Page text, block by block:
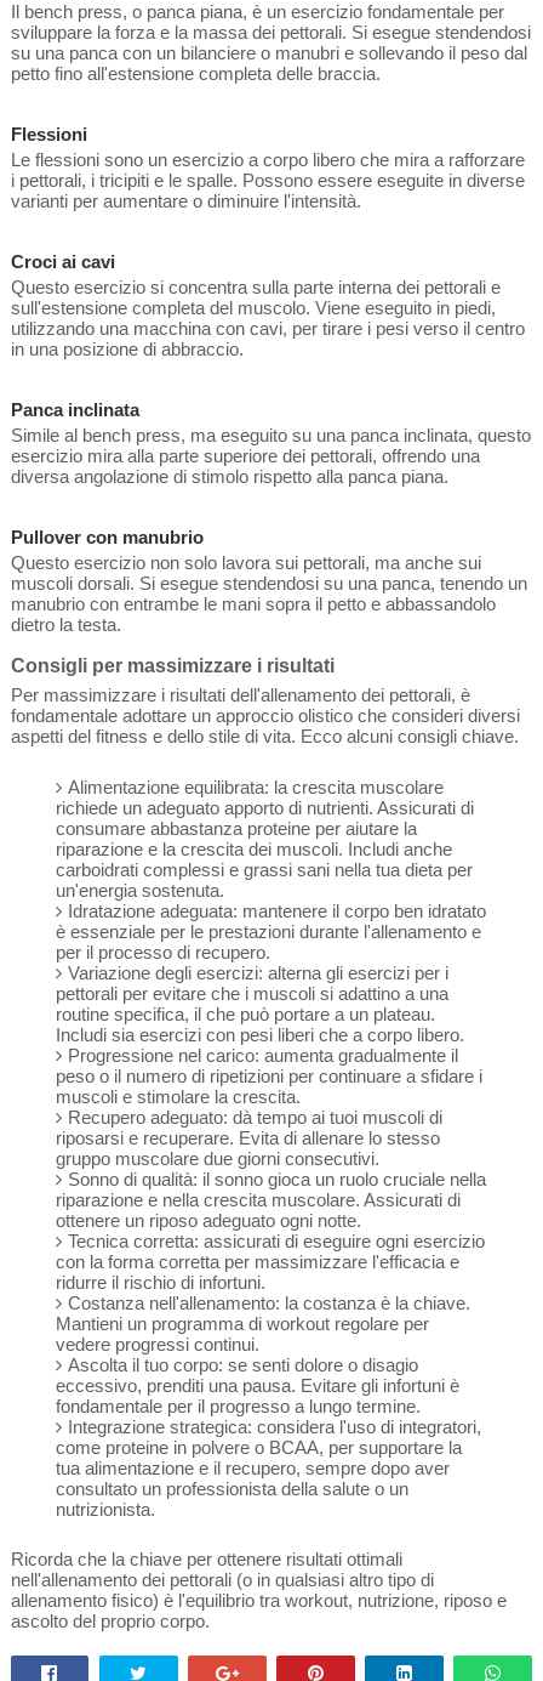
Il bench press, o panca piana, è un esercizio fondamentale per
sviluppare la forza e la massa dei pettorali. Si esegue stendendosi
su una panca con un bilanciere o manubri e sollevando il peso dal
petto fino all'estensione completa delle braccia.
Flessioni
Le flessioni sono un esercizio a corpo libero che mira a rafforzare
i pettorali, i tricipiti e le spalle. Possono essere eseguite in diverse
varianti per aumentare o diminuire l'intensità.
Croci ai cavi
Questo esercizio si concentra sulla parte interna dei pettorali e
sull'estensione completa del muscolo. Viene eseguito in piedi,
utilizzando una macchina con cavi, per tirare i pesi verso il centro
in una posizione di abbraccio.
Panca inclinata
Simile al bench press, ma eseguito su una panca inclinata, questo
esercizio mira alla parte superiore dei pettorali, offrendo una
diversa angolazione di stimolo rispetto alla panca piana.
Pullover con manubrio
Questo esercizio non solo lavora sui pettorali, ma anche sui
muscoli dorsali. Si esegue stendendosi su una panca, tenendo un
manubrio con entrambe le mani sopra il petto e abbassandolo
dietro la testa.
Consigli per massimizzare i risultati
Per massimizzare i risultati dell'allenamento dei pettorali, è
fondamentale adottare un approccio olistico che consideri diversi
aspetti del fitness e dello stile di vita. Ecco alcuni consigli chiave.
Alimentazione equilibrata: la crescita muscolare
richiede un adeguato apporto di nutrienti. Assicurati di
consumare abbastanza proteine per aiutare la
riparazione e la crescita dei muscoli. Includi anche
carboidrati complessi e grassi sani nella tua dieta per
un'energia sostenuta.
Idratazione adeguata: mantenere il corpo ben idratato
è essenziale per le prestazioni durante l'allenamento e
per il processo di recupero.
Variazione degli esercizi: alterna gli esercizi per i
pettorali per evitare che i muscoli si adattino a una
routine specifica, il che può portare a un plateau.
Includi sia esercizi con pesi liberi che a corpo libero.
Progressione nel carico: aumenta gradualmente il
peso o il numero di ripetizioni per continuare a sfidare i
muscoli e stimolare la crescita.
Recupero adeguato: dà tempo ai tuoi muscoli di
riposarsi e recuperare. Evita di allenare lo stesso
gruppo muscolare due giorni consecutivi.
Sonno di qualità: il sonno gioca un ruolo cruciale nella
riparazione e nella crescita muscolare. Assicurati di
ottenere un riposo adeguato ogni notte.
Tecnica corretta: assicurati di eseguire ogni esercizio
con la forma corretta per massimizzare l'efficacia e
ridurre il rischio di infortuni.
Costanza nell'allenamento: la costanza è la chiave.
Mantieni un programma di workout regolare per
vedere progressi continui.
Ascolta il tuo corpo: se senti dolore o disagio
eccessivo, prenditi una pausa. Evitare gli infortuni è
fondamentale per il progresso a lungo termine.
Integrazione strategica: considera l'uso di integratori,
come proteine in polvere o BCAA, per supportare la
tua alimentazione e il recupero, sempre dopo aver
consultato un professionista della salute o un
nutrizionista.
Ricorda che la chiave per ottenere risultati ottimali
nell'allenamento dei pettorali (o in qualsiasi altro tipo di
allenamento fisico) è l'equilibrio tra workout, nutrizione, riposo e
ascolto del proprio corpo.